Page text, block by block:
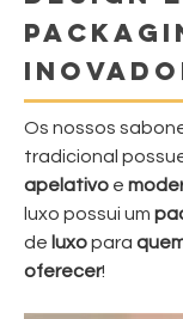
Os nossos
tradicional
apelativo e
luxo possui um
de luxopara
oferecer!